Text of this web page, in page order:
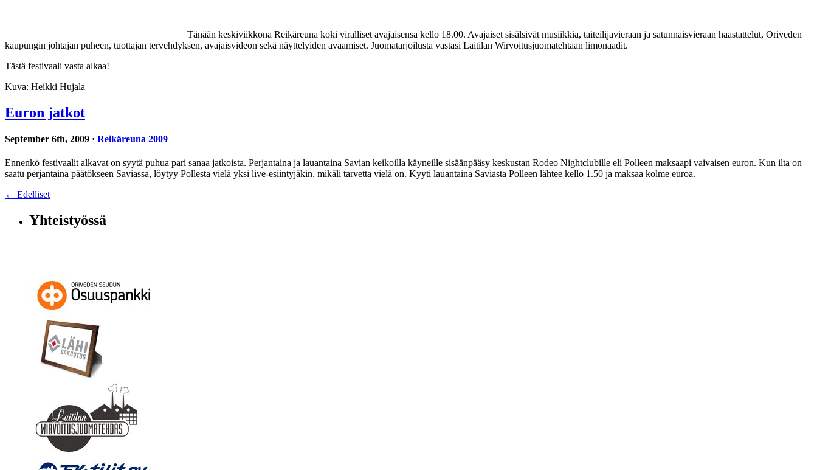
Tänään keskiviikkona Reikäreuna koki viralliset avajaisensa kello 18.00. Avajaiset sisälsivät musiikkia, taiteilijavieraan ja satunnaisvieraan haastattelut, Oriveden
kaupungin johtajan puheen, tuottajan tervehdyksen, avajaisvideon sekä näyttelyiden avaamiset. Juomatarjoilusta vastasi Laitilan Wirvoitusjuomatehtaan limonaadit.
Tästä festivaali vasta alkaa!
Kuva: Heikki Hujala
Euron jatkot
September 6th, 2009 · Reikäreuna 2009
Ennenkö festivaalit alkavat on syytä puhua pari sanaa jatkoista. Perjantaina ja lauantaina Savian keikoilla käyneille sisäänpääsy keskustan Rodeo Nightclubille eli Polleen maksaapi vaivaisen euron. Kun ilta on
saatu perjantaina päätökseen Saviassa, löytyy Pollesta vielä yksi live-esiintyjäkin, mikäli tarvetta vielä on. Kyyti lauantaina Saviasta Polleen lähtee kello 1.50 ja maksaa kolme euroa.
← Edelliset
Yhteistyössä